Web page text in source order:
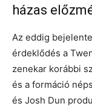
házas
Az eddig
érdeklődés a
zenekar korábbi
és a formáció
és Josh Dun